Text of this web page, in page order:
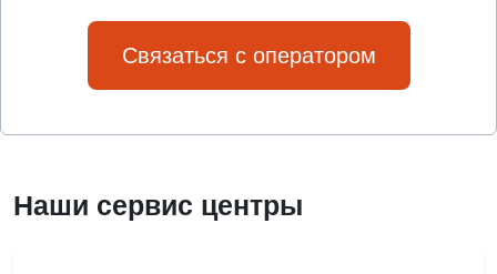
Связаться с оператором
Наши сервис центры